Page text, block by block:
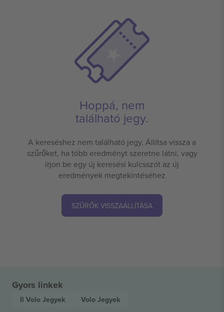
Hoppá, nem
található jegy.
A kereséshez nem található jegy. Állítsa vissza a
szűrőket, ha több eredményt szeretne látni, vagy
írjon be egy új keresési kulcsszót az új
eredmények megtekintéséhez
SZŰRŐK VISSZAÁLLÍTÁSA
Gyors linkek
Il Volo Jegyek Volo Jegyek